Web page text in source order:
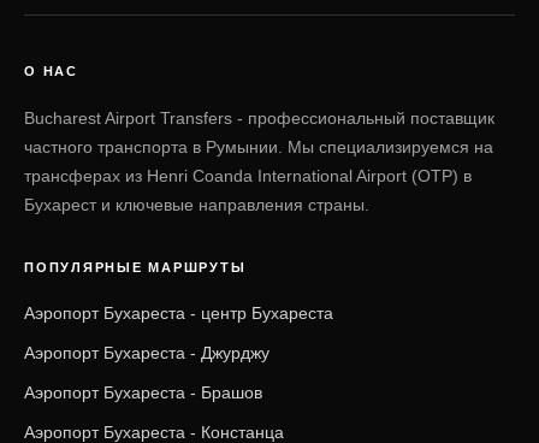
О НАС
Bucharest Airport Transfers - профессиональный поставщик
частного транспорта в Румынии. Мы специализируемся на
трансферах из Henri Coanda International Airport (OTP) в
Бухарест и ключевые направления страны.
ПОПУЛЯРНЫЕ МАРШРУТЫ
Аэропорт Бухареста - центр Бухареста
Аэропорт Бухареста - Джурджу
Аэропорт Бухареста - Брашов
Аэропорт Бухареста - Констанца